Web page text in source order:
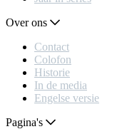
Over ons
Contact
Colofon
Historie
In de media
Engelse versie
Pagina's